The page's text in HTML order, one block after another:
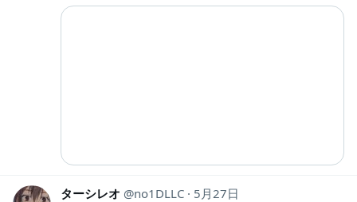
ターシレオ no1DLLC
5月27日